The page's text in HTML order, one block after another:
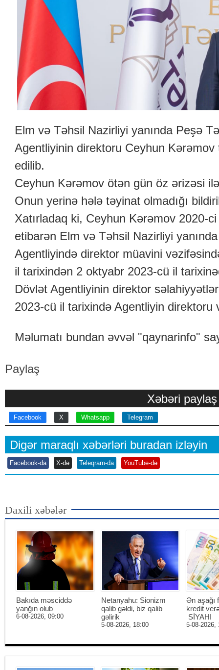
Elm və Təhsil Nazirliyi yanında Peşə
Agentliyinin direktoru Ceyhun
edilib.
Ceyhun Kərəmov ötən gün öz ərizəsi
Onun yerinə hələ təyinat olmadığı
Xatırladaq ki, Ceyhun Kərəmov 2020-
etibarən Elm və Təhsil Nazirliyi
Agentliyində direktor müavini
il tarixindən 2 oktyabr 2023-cü il
Dövlət Agentliyinin direktor
2023-cü il tarixində Agentliyin direktoru
Məlumatı bundan əvvəl "qaynarinfo"
Paylaş
Xəbəri paylaş
Facebook X Whatsapp Telegram
Digər maraqlı xəbərləri buradan izləyin
Facebook-da X-də Teleqram-da YouTube-də
Daxili xəbələr
Bakıda məsciddə
yanğın olub
6-08-2026, 09:00
Netanyahu: Sionizm
qalib gəldi, biz qalib
gəlirik
5-08-2026, 18:00
Ən aşağı
kredit
SİYAHI
5-08-2026,